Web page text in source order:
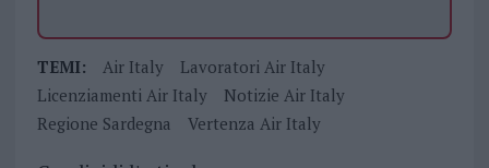
TEMI: Air Italy
Lavoratori Air Italy
Licenziamenti Air Italy
Notizie Air Italy
Regione Sardegna
Vertenza Air Italy